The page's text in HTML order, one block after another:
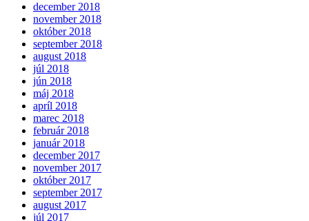
december 2018
november 2018
október 2018
september 2018
august 2018
júl 2018
jún 2018
máj 2018
apríl 2018
marec 2018
február 2018
január 2018
december 2017
november 2017
október 2017
september 2017
august 2017
júl 2017